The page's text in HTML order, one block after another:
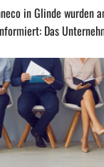
in Glinde wurden
Das